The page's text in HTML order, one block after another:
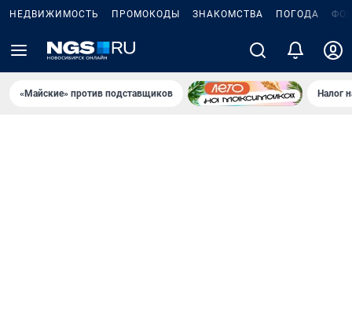
НЕДВИЖИМОСТЬ ПРОМОКОДЫ ЗНАКОМСТВА ПОГОДА
«Майские» против подставщиков Налог